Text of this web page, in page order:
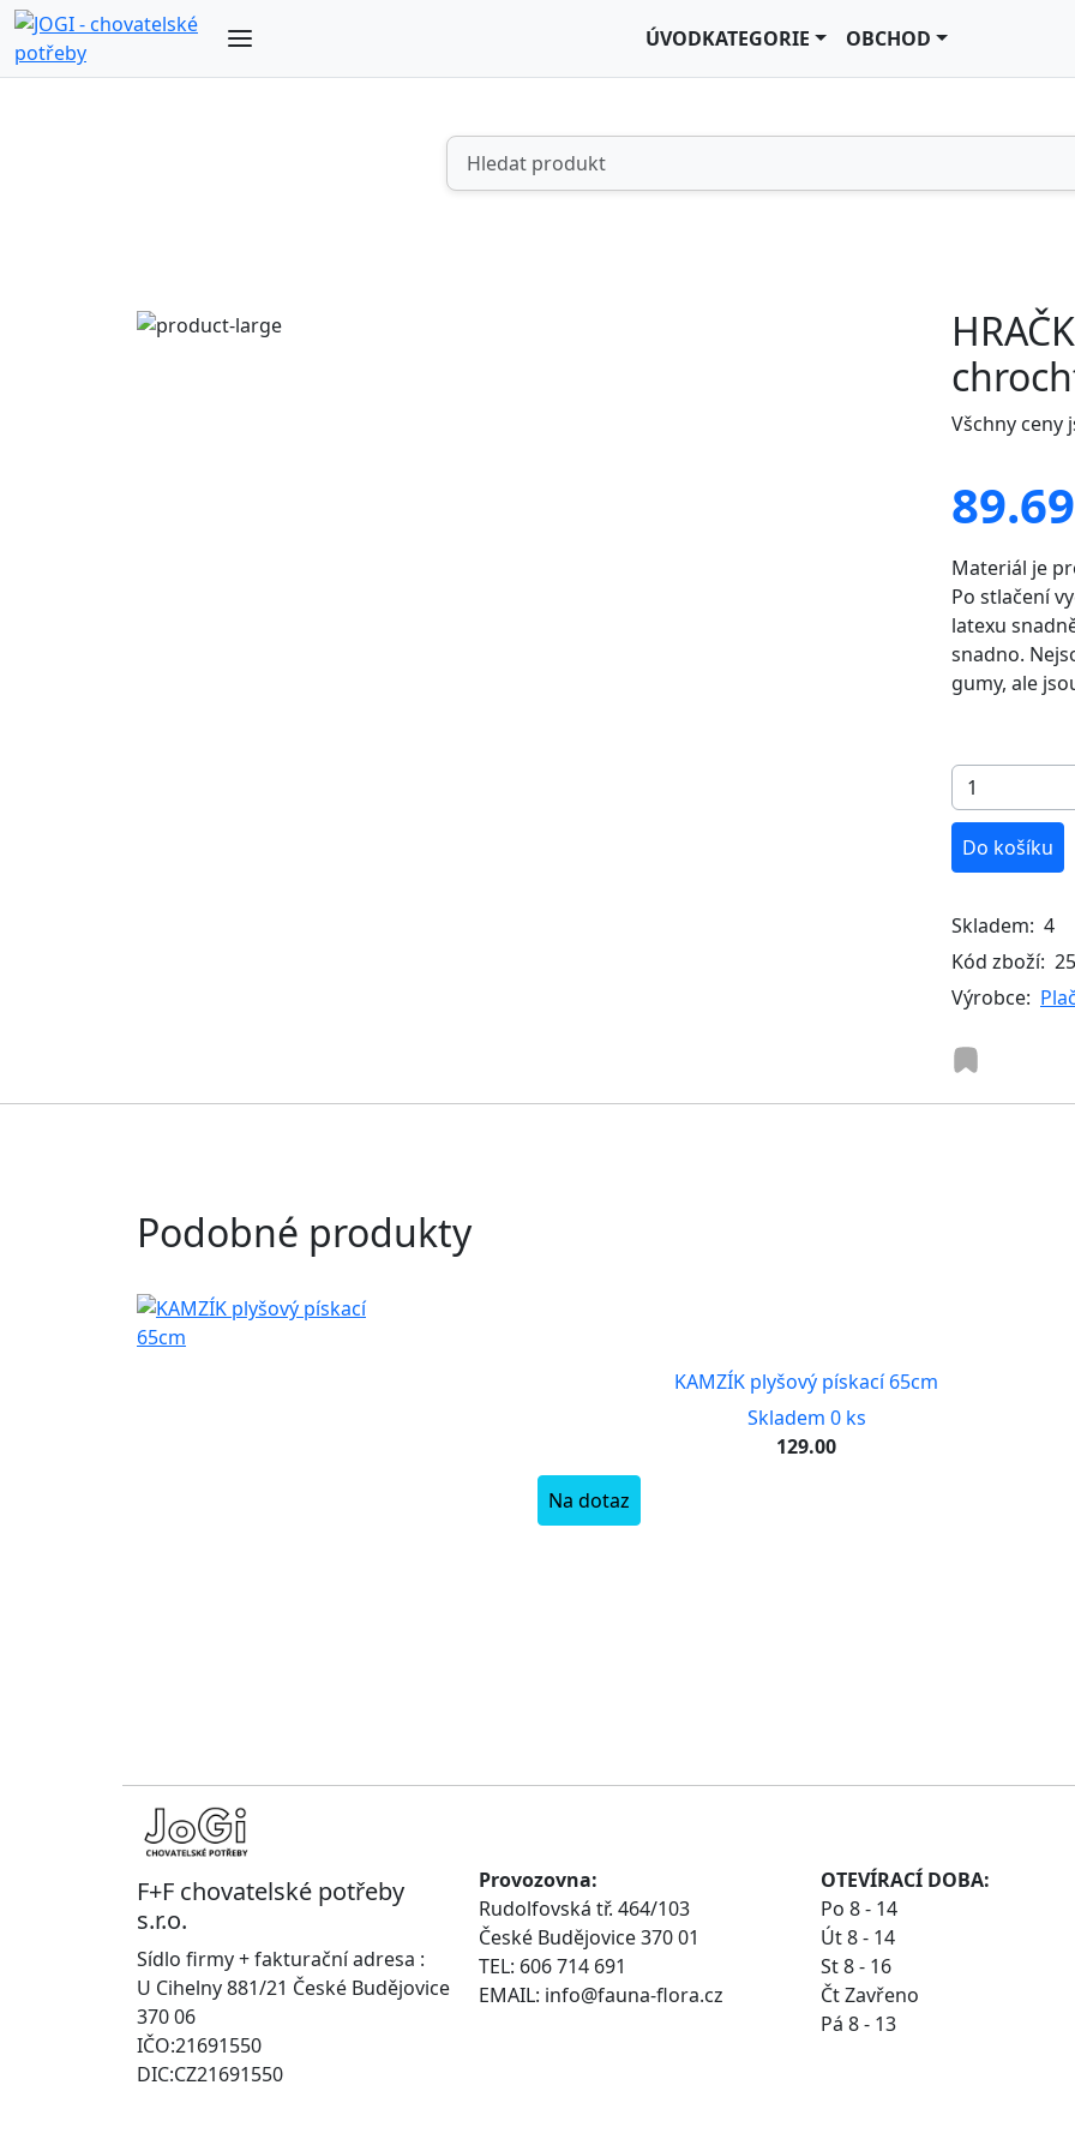
ÚVODKATEGORIE OBCHOD
Všchny ceny
89.69
Materiál je
Po stlačení
latexu
snadno.
gumy, ale
Do košíku
Skladem: 4
Kód zboží:
Výrobce:
Podobné produkty
KAMZÍK plyšový pískací 65cm
Skladem 0 ks
129.00
Na dotaz
F+F chovatelské potřeby
s.r.o.
Sídlo firmy + fakturační adresa :
U Cihelny 881/21 České Budějovice
370 06
IČO:21691550
DIC:CZ21691550
Provozovna:
Rudolfovská tř. 464/103
České Budějovice 370 01
TEL: 606 714 691
EMAIL: info@fauna-flora.cz
OTEVÍRACÍ DOBA:
Po 8 - 14
Út 8 - 14
St 8 - 16
Čt Zavřeno
Pá 8 - 13